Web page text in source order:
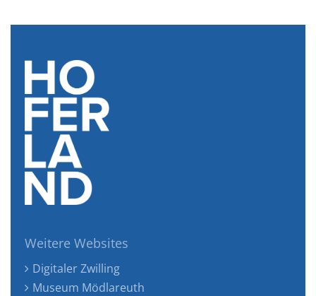
Weitere Websites
Digitaler Zwilling
Museum Mödlareuth